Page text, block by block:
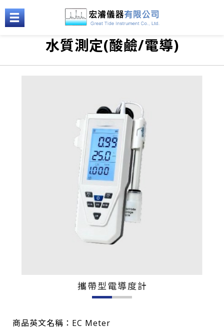
水質測定(酸鹼/電導)
攜帶型電導度計
商品英文名稱：EC Meter